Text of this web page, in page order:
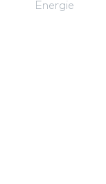
Energie